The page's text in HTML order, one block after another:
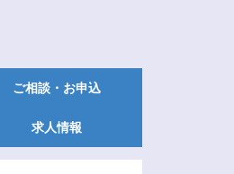
ご相談・お申込
求人情報